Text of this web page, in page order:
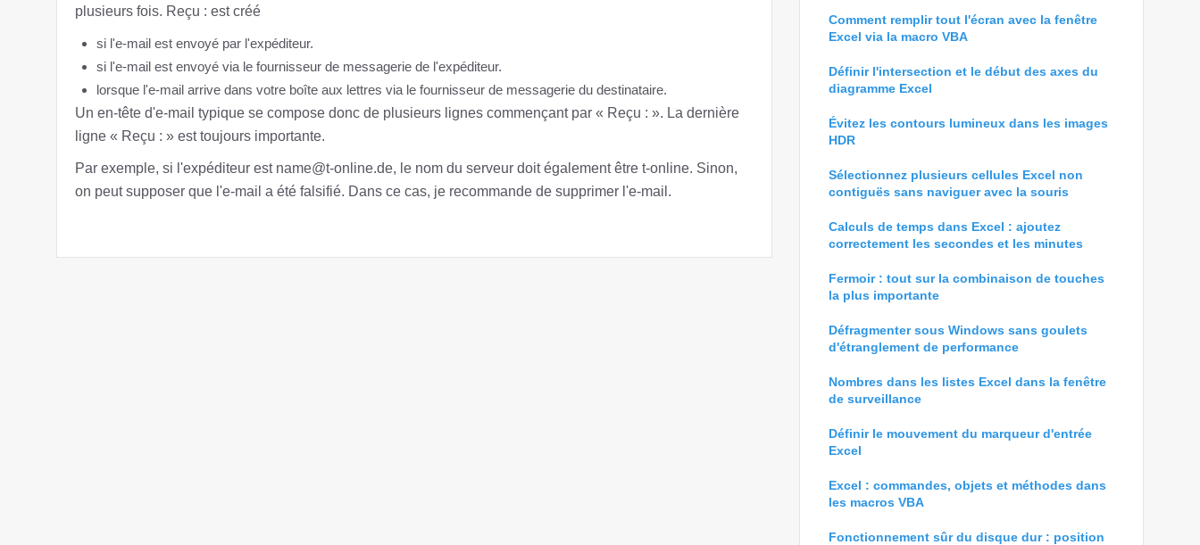
plusieurs fois. Reçu : est créé
si l'e-mail est envoyé par l'expéditeur.
si l'e-mail est envoyé via le fournisseur de messagerie de l'expéditeur.
lorsque l'e-mail arrive dans votre boîte aux lettres via le fournisseur de messagerie du destinataire.
Un en-tête d'e-mail typique se compose donc de plusieurs lignes commençant par « Reçu : ». La dernière
ligne « Reçu : » est toujours importante.
Par exemple, si l'expéditeur est name@t-online.de, le nom du serveur doit également être t-online. Sinon,
on peut supposer que l'e-mail a été falsifié. Dans ce cas, je recommande de supprimer l'e-mail.
Comment remplir tout l'écran avec la fenêtre
Excel via la macro VBA
Définir l'intersection et le début des axes du
diagramme Excel
Évitez les contours lumineux dans les images
HDR
Sélectionnez plusieurs cellules Excel non
contiguës sans naviguer avec la souris
Calculs de temps dans Excel : ajoutez
correctement les secondes et les minutes
Fermoir : tout sur la combinaison de touches
la plus importante
Défragmenter sous Windows sans goulets
d'étranglement de performance
Nombres dans les listes Excel dans la fenêtre
de surveillance
Définir le mouvement du marqueur d'entrée
Excel
Excel : commandes, objets et méthodes dans
les macros VBA
Fonctionnement sûr du disque dur : position